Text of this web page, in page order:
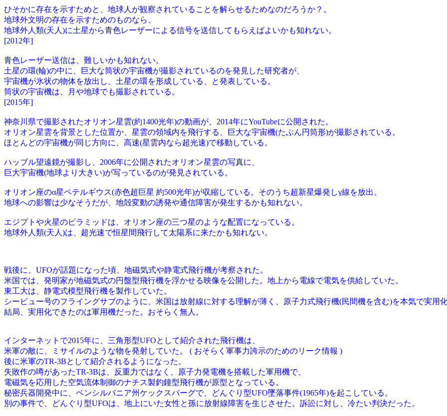
ひそかに存在を示すためと、地球人が観察されていることを解らせるためなのだろうか？。
地球外文明の存在を示すためのものなら、
地球外人類(天人)に土星から青色レーザーによる信号を送信してもらえばよいかも知れない。
[2012年]
青色レーザー送信は、難しいかも知れない。
土星の環(輪)の中に、巨大な筒状の宇宙機が撮影されているのを発見した研究者が、
宇宙機が氷状の物体を放出し、土星の環を形成している、と発表している。
筒状の宇宙機は、月や地球でも撮影されている。
[2015年]
神奈川県で撮影されたオリオン星雲(約1400光年)の動画が、2014年にYouTubeに公開された。
オリオン星雲を背景とした位置か、星雲の領域内を飛行する、巨大な宇宙機(たぶん円筒形)が撮影されている。
ほとんどの宇宙機が同じ方向に、高速(星雲内なら超光速)で移動している。
ハッブル望遠鏡が撮影し、2006年に公開されたオリオン星雲の写真に、
巨大宇宙機(地球より大きい)が写っているのが発見されている。
オリオン座のα星ペテルギウス(赤色超巨星 約500光年)が収縮している。そのうち超新星爆発しγ線を放出。
地球への影響は少なそうだが、地殻変動の誘発や通信障害が発生するかも知れない。
エジプトや火星のピラミッドは、オリオン座の三つ星のような配置になっている。
地球外人類(天人)は、超光速で恒星間飛行して太陽系に来たかも知れない。
戦後に、UFOが話題になった頃、地磁気式や静電式飛行機が考察された。
米国では、発明家が地磁気式の円盤型飛行機を浮かせる映像を公開した。地上から電線で電気を供給していた。
東工大は、静電式模型飛行機を製作していた。
シービュー号のフライングサブのように、米国は放射線に対する理解が薄く、原子力式飛行機(民間機を含む)を本気で実用
結局、実用化できたのは軍用機だった。おそらく無人。
インターネットで2015年に、三角形型UFOとして紹介された飛行機は、
米軍の敵に、ミサイルのような物を発射していた。 ( おそらく軍事力誇示のためのリーク情報 )
後に米軍のTR-3Bとして紹介されるようになった。
失敗作の噂があったTR-3Bは、反重力ではなく、原子力発電機を搭載した軍用機で、
電磁気を応用した空気流体制御のナチス製釣鐘型飛行機が原型となっている。
秘密兵器開発中に、ペンシルバニア州ケックスバーグで、どんぐり型UFO墜落事件(1965年)を起こしている。
別の事件で、どんぐり型UFOは、地上にいた女性と孫に放射線障害を生じさせた。訴訟に対し、冷たい判決だった。